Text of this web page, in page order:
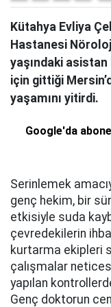
Kütahya Evliya
Hastanesi
yaşındaki asistan
için gittiği
yaşamını yitirdi.
Google'da
Serinlemek
genç hekim, bir
etkisiyle suda
çevredekilerin
kurtarma ekipleri
çalışmalar
yapılan
Genç doktorun